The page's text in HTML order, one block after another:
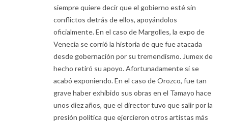
siempre quiere decir que el gobierno esté sin
conflictos detrás de ellos, apoyándolos
oficialmente. En el caso de Margolles, la expo de
Venecia se corrió la historia de que fue atacada
desde gobernación por su tremendismo. Jumex de
hecho retiró su apoyo. Afortunadamente si se
acabó exponiendo. En el caso de Orozco, fue tan
grave haber exhibido sus obras en el Tamayo hace
unos diez años, que el director tuvo que salir por la
presión política que ejercieron otros artistas más